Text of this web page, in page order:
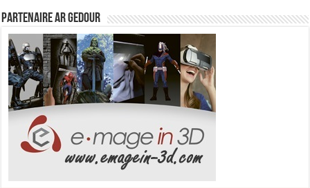
Partenaire Ar Gedour